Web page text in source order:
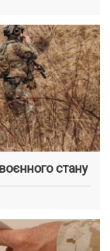
стану